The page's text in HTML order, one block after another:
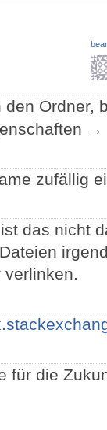
den Ordner,
→
zufällig
das nicht
verlinken.
für die